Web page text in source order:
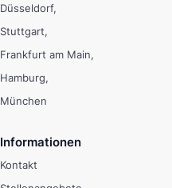
Düsseldorf
Stuttgart
Frankfurt am Main
Hamburg
München
Informationen
Kontakt